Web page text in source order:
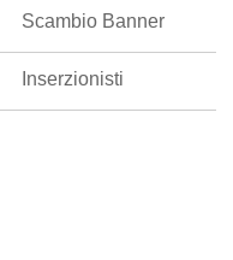
Scambio Banner
Inserzionisti